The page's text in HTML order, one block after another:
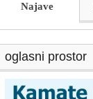
Najave
oglasni prostor